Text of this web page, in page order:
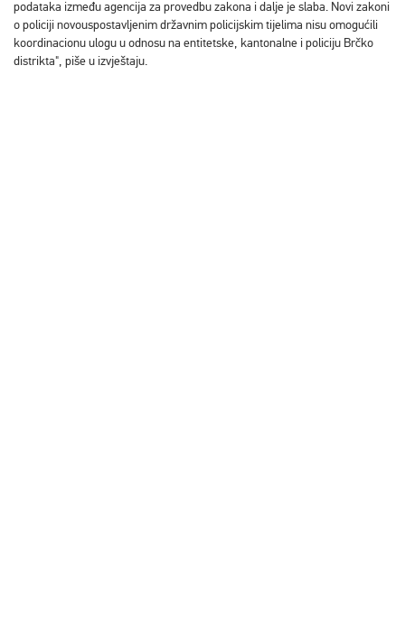
podataka između agencija za provedbu zakona i dalje je slaba. Novi zakoni
o policiji novouspostavljenim državnim policijskim tijelima nisu omogućili
koordinacionu ulogu u odnosu na entitetske, kantonalne i policiju Brčko
distrikta", piše u izvještaju.